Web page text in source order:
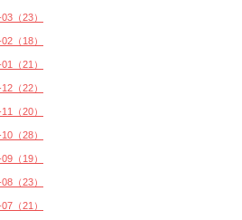
（23）
（18）
（21）
（22）
（20）
（28）
（19）
（23）
（21）